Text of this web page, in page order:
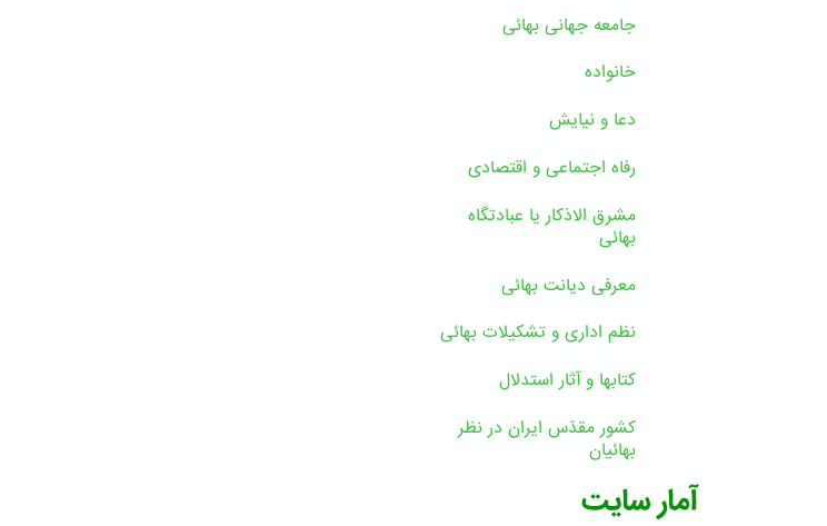
جامعه جهانی بهائی
خانواده
دعا و نیایش
رفاه اجتماعی و اقتصادی
مشرق الاذکار یا عبادتگاه
بهائی
معرفی دیانت بهائی
نظم اداری و تشکیلات بهائی
کتابها و آثار استدلال
کشور مقدّس ایران در نظر
بهائیان
آمار سایت